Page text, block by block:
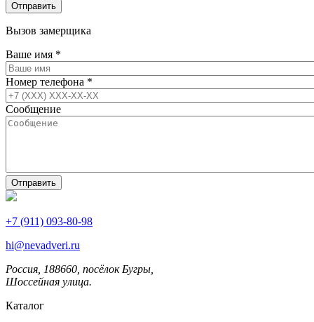
Вызов замерщика
Ваше имя *
Номер телефона *
Сообщение
+7 (911) 093-80-98
hi@nevadveri.ru
Россия, 188660, посёлок Бугры,
Шоссейная улица.
Каталог